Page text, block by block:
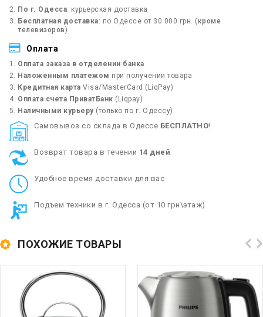
По г. Одесса: курьерская доставка
Бесплатная доставка: по Одессе от 30 000 грн. (кроме
телевизоров)
Оплата
Оплата заказа в отделении банка
Наложенным платежом при получении товара
Кредитная карта Visa/MasterCard (LiqPay)
Оплата счета ПриватБанк (Liqpay)
Наличными курьеру(только по г. Одессу)
Cамовывоз со склада в Одессе БЕСПЛАТНО!
Возврат товара в течении 14 дней
Удобное время доставки для вас
Подъем техники в г. Одесса (от 10 грн\этаж)
ПОХОЖИЕ ТОВАРЫ